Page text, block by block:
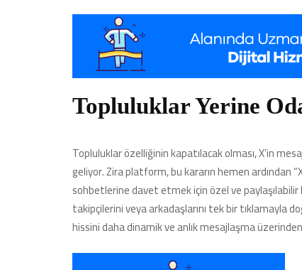
Topluluklar Yerine
Topluluklar özelliğinin kapatılacak olması, X’in
geliyor. Zira platform, bu kararın hemen ardından
sohbetlerine davet etmek için özel ve paylaşılabilir
takipçilerini veya arkadaşlarını tek bir tıklamayla
hissini daha dinamik ve anlık mesajlaşma